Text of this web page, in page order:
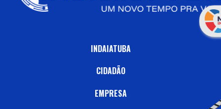
INDAIATUBA
CIDADÃO
EMPRESA